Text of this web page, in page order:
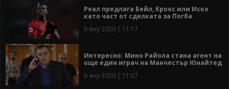
Реал предлага Бейл, Кроос или Иско
като част от сделката за Погба
6 яну 2020 | 11:17
Интересно: Мино Райола стана агент на
още един играч на Манчестър Юнайтед
6 яну 2020 | 11:57